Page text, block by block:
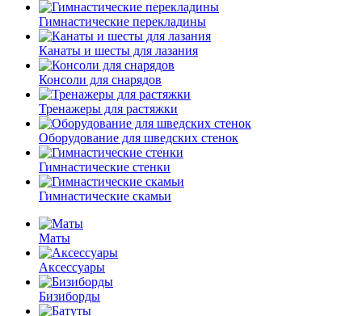
Гимнастические перекладины
Канаты и шесты для лазания
Консоли для снарядов
Тренажеры для растяжки
Оборудование для шведских стенок
Гимнастические стенки
Гимнастические скамьи
Маты
Аксессуары
Бизиборды